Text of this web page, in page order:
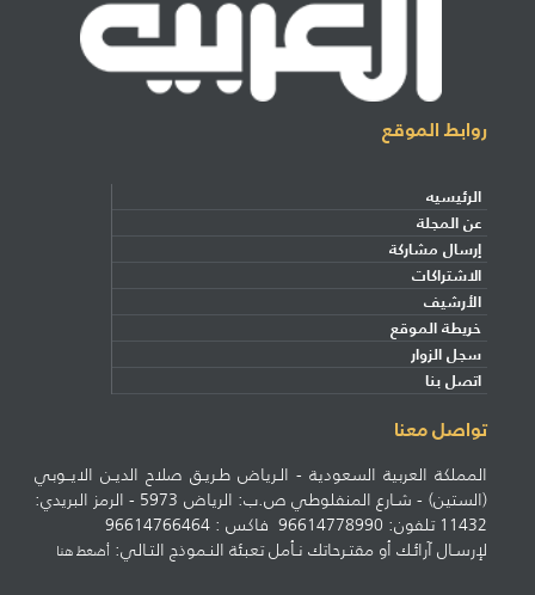
روابط الموقع
الرئيسيه
عن المجلة
إرسال مشاركة
الاشتراكات
الأرشيف
خريطة الموقع
سجل الزوار
اتصل بنا
تواصل معنا
المملكة العربية السعودية - الـرياض طـريـق صلاح الديـن الايــوبي
(الستين) - شـارع المنفلوطي ص.ب: الرياض 5973 - الرمز البريدي:
11432 تلفون: 96614778990 فاكس : 96614766464
لإرسـال آرائـك أو مقتـرحاتك نـأمل تعبئة النـموذج التـالي:أضغط هنا